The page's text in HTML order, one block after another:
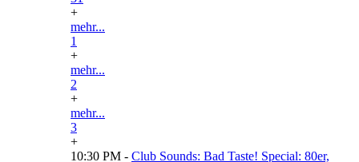
+
mehr...
1
+
mehr...
2
+
mehr...
3
+
10:30 PM - Club Sounds: Bad Taste! Special: 80er,